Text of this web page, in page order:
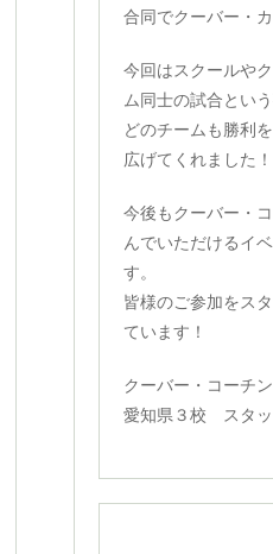
合同でクーバー・
今回はスクールや
ム同士の試合とい
どのチームも勝利
広げてくれました！
今後もクーバー・
んでいただけるイ
す。
皆様のご参加をス
ています！
クーバー・コーチ
愛知県３校 スタッ